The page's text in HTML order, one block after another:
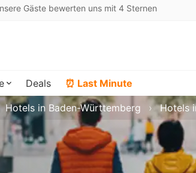
Gäste bewerten uns mit 4 Sternen
Deals ⏰ Last Minute
Hotels in Baden-Württemberg Hotels